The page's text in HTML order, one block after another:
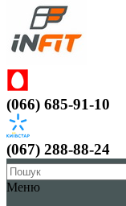
(066) 685-91-10
(067) 288-88-24
Меню